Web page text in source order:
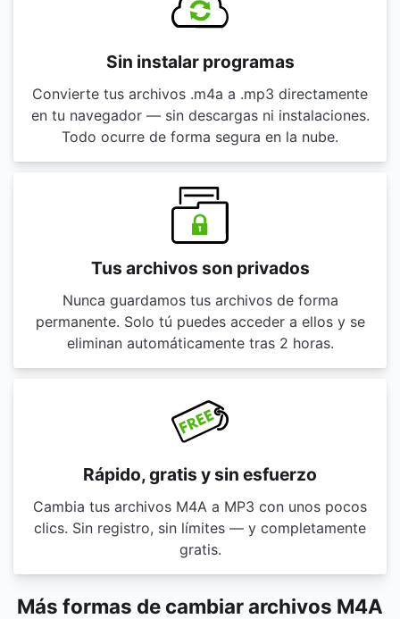
Sin instalar programas
Convierte tus archivos .m4a a .mp3 directamente
en tu navegador — sin descargas ni instalaciones.
Todo ocurre de forma segura en la nube.
Tus archivos son privados
Nunca guardamos tus archivos de forma
permanente. Solo tú puedes acceder a ellos y se
eliminan automáticamente tras 2 horas.
Rápido, gratis y sin esfuerzo
Cambia tus archivos M4A a MP3 con unos pocos
clics. Sin registro, sin límites — y completamente
gratis.
Más formas de cambiar archivos M4A